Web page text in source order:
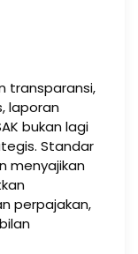
transparansi,
laporan
bukan lagi
Standar
menyajikan
perpajakan,